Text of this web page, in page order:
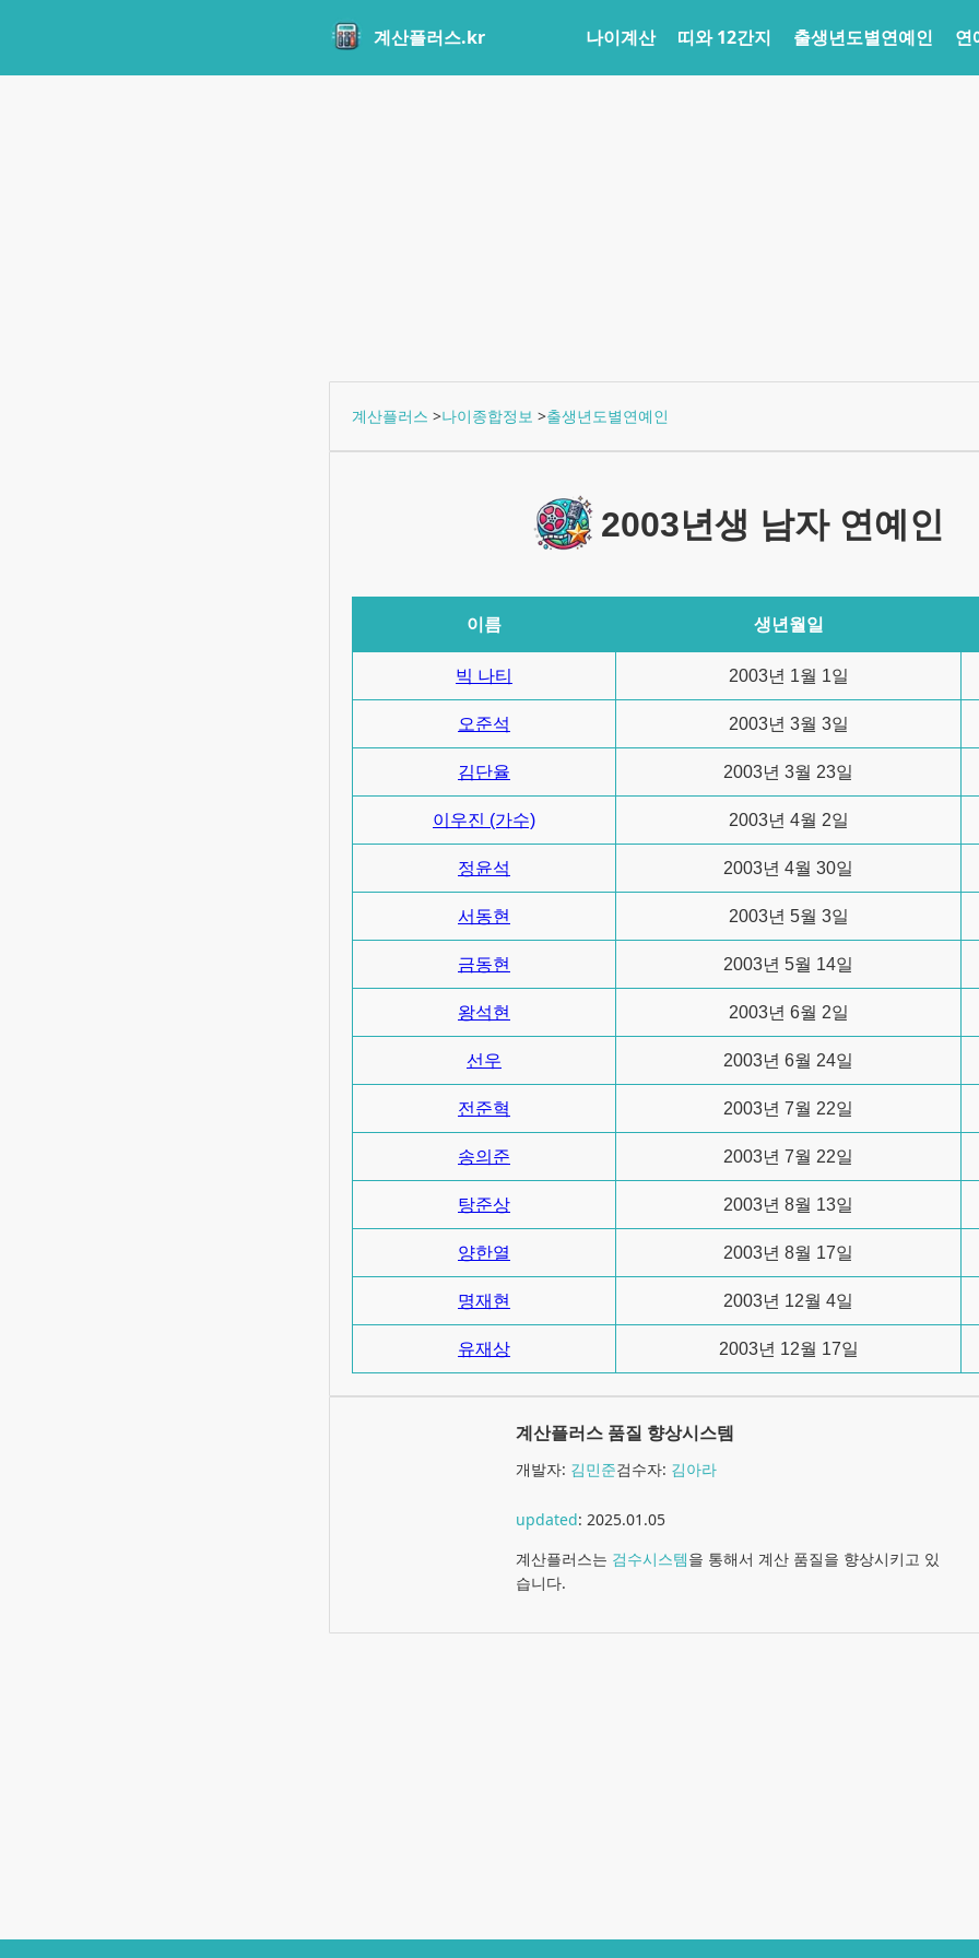
계산플러스.kr 나이계산 띠와 12간지 출생년도별연예인 연
계산플러스 >나이종합정보 >출생년도별연예인
2003년생 남자 연예인
이름 생년월일
빅 나티 2003년 1월 1일
오준석 2003년 3월 3일
김단율 2003년 3월 23일
이우진 (가수) 2003년 4월 2일
정윤석 2003년 4월 30일
서동현 2003년 5월 3일
금동현 2003년 5월 14일
왕석현 2003년 6월 2일
선우 2003년 6월 24일
전준혁 2003년 7월 22일
송의준 2003년 7월 22일
탕준상 2003년 8월 13일
양한열 2003년 8월 17일
명재현 2003년 12월 4일
유재상 2003년 12월 17일
계산플러스 품질 향상시스템
개발자: 김민준검수자: 김아라
updated: 2025.01.05
계산플러스는 검수시스템을 통해서 계산 품질을 향상시키고 있
습니다.